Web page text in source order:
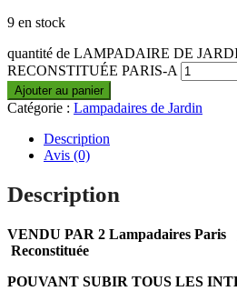
9 en stock
quantité de LAMPADAIRE DE
RECONSTITUÉE PARIS-A
Ajouter au panier
Catégorie : Lampadaires de Jardin
Description
Avis (0)
Description
VENDU PAR 2 Lampadaires
Reconstituée
POUVANT SUBIR TOUS LES